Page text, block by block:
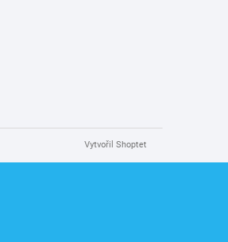
Vytvořil Shoptet